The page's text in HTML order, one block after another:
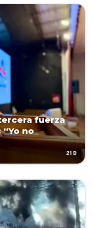
fuerza
no
21D